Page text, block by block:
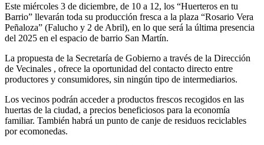
Este miércoles 3 de diciembre, de 10 a 12, los “Huerteros en tu
Barrio” llevarán toda su producción fresca a la plaza “Rosario Vera
Peñaloza” (Falucho y 2 de Abril), en lo que será la última presencia
del 2025 en el espacio de barrio San Martín.
La propuesta de la Secretaría de Gobierno a través de la Dirección
de Vecinales , ofrece la oportunidad del contacto directo entre
productores y consumidores, sin ningún tipo de intermediarios.
Los vecinos podrán acceder a productos frescos recogidos en las
huertas de la ciudad, a precios beneficiosos para la economía
familiar. También habrá un punto de canje de residuos reciclables
por ecomonedas.